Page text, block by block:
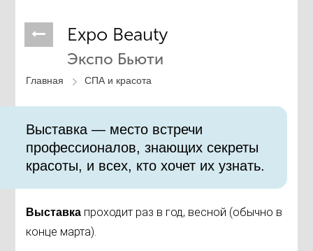
Expo Beauty
Экспо Бьюти
Главная СПА и красота
Выставка — место встречи
профессионалов, знающих секреты
красоты, и всех, кто хочет их узнать.
Выставка проходит раз в год, весной (обычно в
конце марта).